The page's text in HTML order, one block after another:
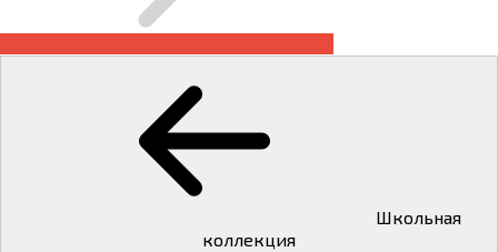
коллекция